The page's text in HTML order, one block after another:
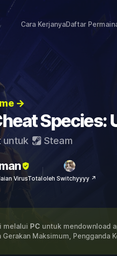
Cara KerjanyaDaftar
→
Species:
untuk Steam
VirusTotaloleh Switchyyyy ↗
melalui PC untuk mendownload
Gerakan Maksimum, Pengganda